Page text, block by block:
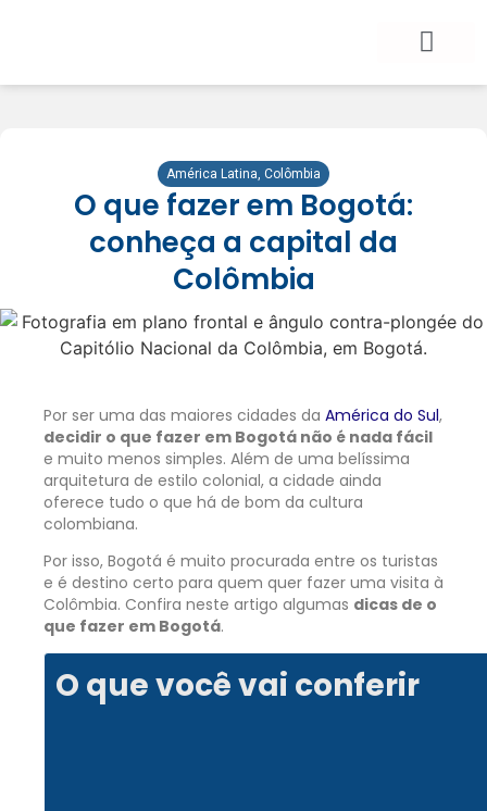
América Latina Colômbia
O que fazer em Bogotá:
conheça a capital da
Colômbia
Por ser uma das maiores cidades da América do Sul,
decidir o que fazer em Bogotá não é nada fácil
e muito menos simples. Além de uma belíssima
arquitetura de estilo colonial, a cidade ainda
oferece tudo o que há de bom da cultura
colombiana.
Por isso, Bogotá é muito procurada entre os turistas
e é destino certo para quem quer fazer uma visita à
Colômbia. Confira neste artigo algumas dicas de o
que fazer em Bogotá.
O que você vai conferir